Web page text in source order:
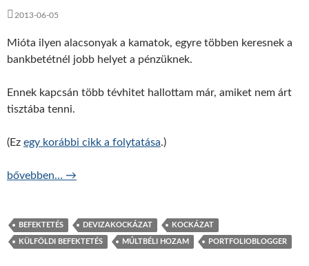
2013-06-05
Mióta ilyen alacsonyak a kamatok, egyre többen keresnek a
bankbetétnél jobb helyet a pénzüknek.
Ennek kapcsán több tévhitet hallottam már, amiket nem árt
tisztába tenni.
(Ez egy korábbi cikk a folytatása.)
Alacsonyak a kamatok? 5 dolog, amire figyeljünk, 2. rész
bővebben… →
BEFEKTETÉS DEVIZAKOCKÁZAT KOCKÁZAT
KÜLFÖLDI BEFEKTETÉS MÚLTBÉLI HOZAM PORTFOLIOBLOGGER